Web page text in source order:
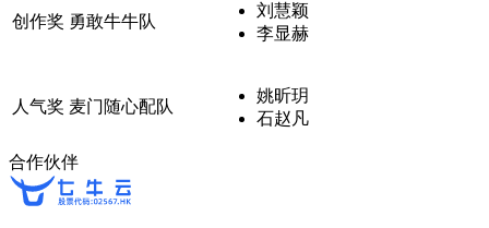
创作奖 勇敢牛牛队
刘慧颖
李显赫
人气奖 麦门随心配队
姚昕玥
石赵凡
合作伙伴